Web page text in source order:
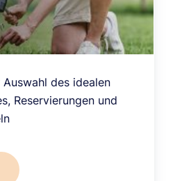
des idealen
Reservierungen und